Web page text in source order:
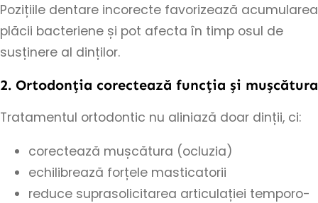
Pozițiile dentare incorecte favorizează acumularea
plăcii bacteriene și pot afecta în timp osul de
susținere al dinților.
2. Ortodonția corectează funcția și mușcătura
Tratamentul ortodontic nu aliniază doar dinții, ci:
corectează mușcătura (ocluzia)
echilibrează forțele masticatorii
reduce suprasolicitarea articulației temporo-